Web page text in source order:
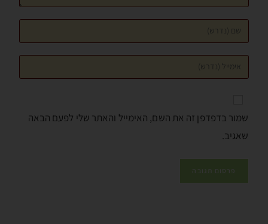
שמור בדפדפן זה את השם, האימייל והאתר שלי לפעם הבאה
שאגיב.